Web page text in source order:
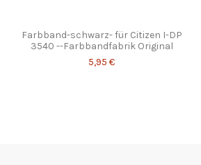
Farbband-schwarz- für Citizen I-DP
3540 --Farbbandfabrik Original
5,95 €